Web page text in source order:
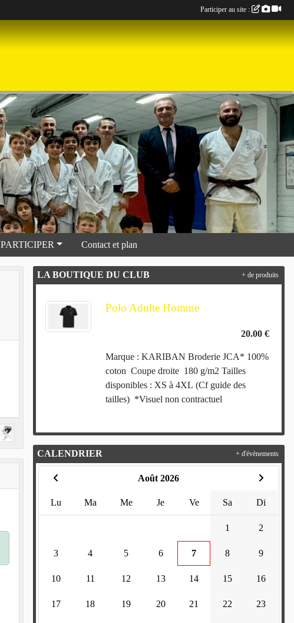
PARTICIPER Contact et plan
LA BOUTIQUE DU CLUB
Polo Adulte Homme
20.00 €
Marque : KARIBAN Broderie JCA* 100%
coton Coupe droite 180 g/m2 Tailles
disponibles : XS à 4XL (Cf guide des
tailles) *Visuel non contractuel
+ de produits
CALENDRIER
Août 2026
Lu Ma Me Je Ve Sa Di
1 2
3 4 5 6 7 8 9
10 11 12 13 14 15 16
17 18 19 20 21 22 23
+ d'évènements
Participer au site :